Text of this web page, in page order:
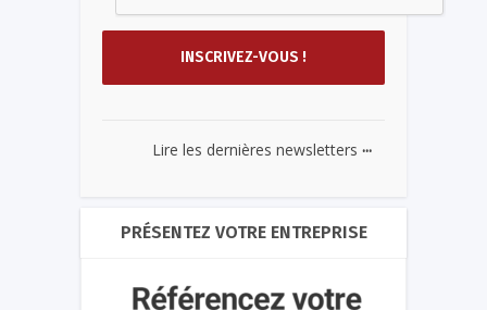
Lire les dernières newsletters ...
PRÉSENTEZ VOTRE ENTREPRISE